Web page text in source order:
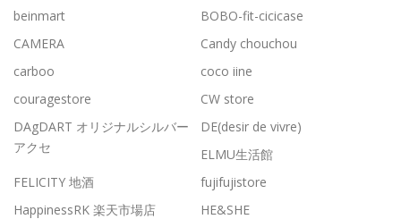
beinmart
BOBO-fit-cicicase
CAMERA
Candy chouchou
carboo
coco iine
couragestore
CW store
DAgDART オリジナルシルバー
アクセ
DE(desir de vivre)
ELMU生活館
FELICITY 地酒
fujifujistore
HappinessRK 楽天市場店
HE&SHE